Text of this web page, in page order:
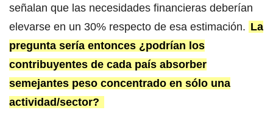
señalan que las necesidades financieras deberían
elevarse en un 30% respecto de esa estimación. La
pregunta sería entonces ¿podrían los
contribuyentes de cada país absorber
semejantes peso concentrado en sólo una
actividad/sector?